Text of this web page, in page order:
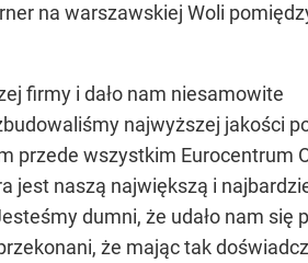
na warszawskiej Woli
firmy i dało nam niesamowite
najwyższej jakości
przede wszystkim Eurocentrum
jest naszą największą i
dumni, że udało nam się
że mając tak